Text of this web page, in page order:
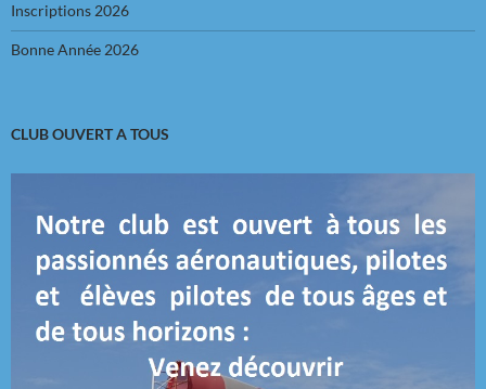
Inscriptions 2026
Bonne Année 2026
CLUB OUVERT A TOUS